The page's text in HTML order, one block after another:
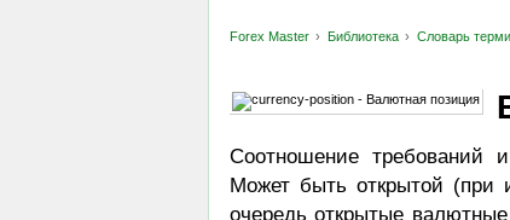
Forex Master Библиотека Словарь
Соотношение требований
Может быть открытой (при
очередь открытые